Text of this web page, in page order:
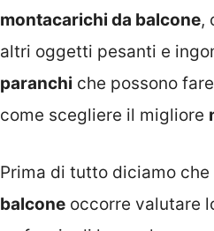
montacarichi da balcone,
altri oggetti pesanti e
paranchi che possono
come scegliere il migliore
Prima di tutto diciamo che
balcone occorre valutare